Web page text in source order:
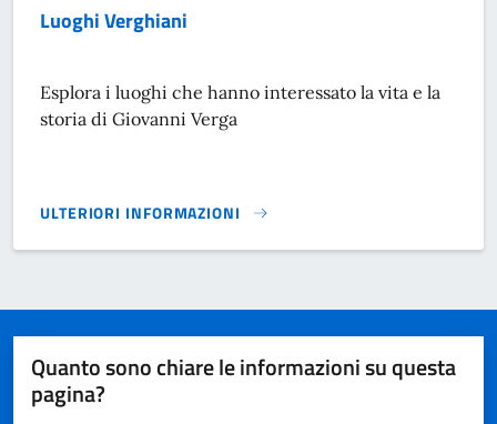
Luoghi Verghiani
Esplora i luoghi che hanno interessato la vita e la
storia di Giovanni Verga
ULTERIORI INFORMAZIONI
LUOGHI VERGHIANI}
Quanto sono chiare le informazioni su questa
pagina?